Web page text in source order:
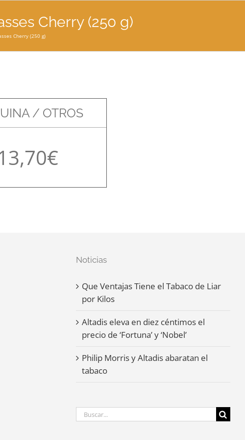
Cherry (250 g)
Cherry (250 g)
/ OTROS
Noticias
Que Ventajas Tiene el Tabaco de Liar
por Kilos
Altadis eleva en diez céntimos el
precio de ‘Fortuna’ y ‘Nobel’
Philip Morris y Altadis abaratan el
tabaco
Buscar: